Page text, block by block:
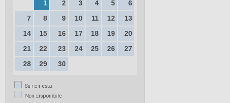
1 2 3 4 5
6
7
8 9 10 11 12
13
14
15 16 17 18 19
20
21
22 23 24 25 26
27
28
29 30
Su richiesta
Non disponibile